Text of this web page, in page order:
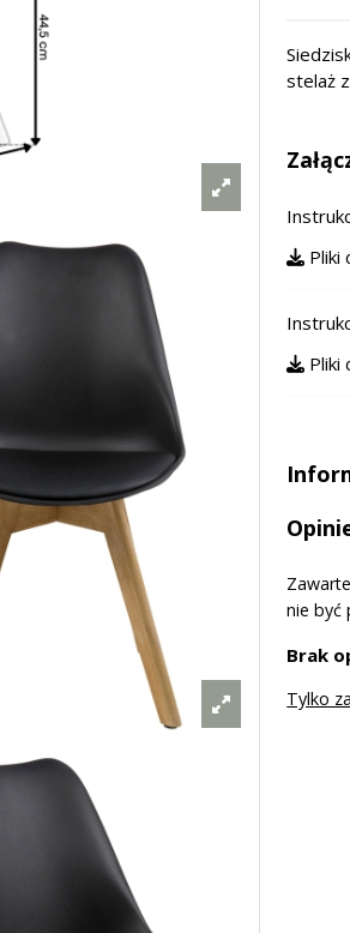
stelaż
Pliki
Pliki
nie być
Brak
Tylko